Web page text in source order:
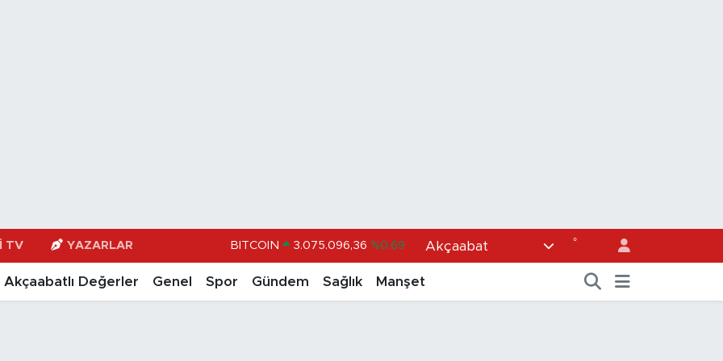
TV YAZARLAR
DOLAR 47,6006 %0.06
Akçaabat °
Akçaabatlı Değerler Genel Spor Gündem Sağlık Manşet